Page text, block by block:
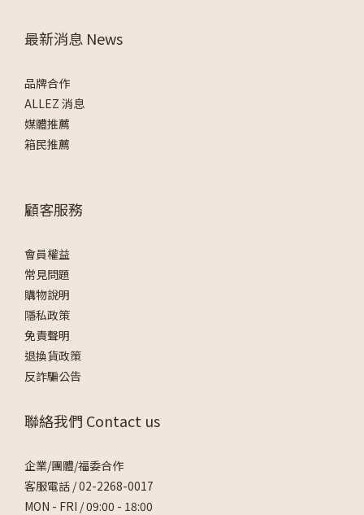
最新消息 News
品牌合作
ALLEZ 消息
媒體推薦
箱民推薦
顧客服務
會員權益
常見問題
購物說明
隱私政策
免責聲明
退換貨政策
反詐騙公告
聯絡我們 Contact us
企業/團體/福委合作
客服電話 /02-2268-0017
MON - FRI / 09:00 - 18:00